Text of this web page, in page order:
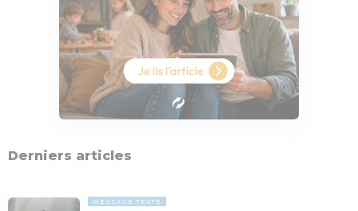
Derniers articles
MESSAGE TEXTE